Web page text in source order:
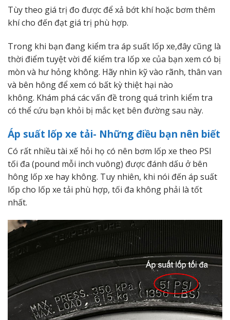
Tùy theo giá trị đo được để xả bớt khí hoặc bơm thêm
khí cho đến đạt giá trị phù hợp.
Trong khi bạn đang kiểm tra áp suất lốp xe,đây cũng là
thời điểm tuyệt vời để kiểm tra lốp xe của bạn xem có bị
mòn và hư hỏng không. Hãy nhìn kỹ vào rãnh, thân van
và bên hông để xem có bất kỳ thiệt hại nào
không. Khám phá các vấn đề trong quá trình kiểm tra
có thể cứu bạn khỏi bị mắc kẹt bên đường sau này.
Áp suất lốp xe tải- Những điều bạn nên biết
Có rất nhiều tài xế hỏi họ có nên bơm lốp xe theo PSI
tối đa (pound mỗi inch vuông) được đánh dấu ở bên
hông lốp xe hay không. Tuy nhiên, khi nói đến áp suất
lốp cho lốp xe tải phù hợp, tối đa không phải là tốt
nhất.